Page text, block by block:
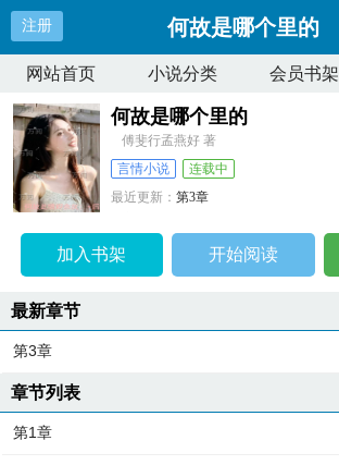
注册 何故是哪个里的
网站首页 小说分类 会员书架
何故是哪个里的
傅斐行孟燕好 著
言情小说
连载中
最近更新：第3章
加入书架 开始阅读
最新章节
第3章
章节列表
第1章